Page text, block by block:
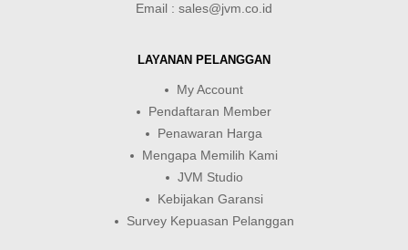
Email : sales@jvm.co.id
LAYANAN PELANGGAN
My Account
Pendaftaran Member
Penawaran Harga
Mengapa Memilih Kami
JVM Studio
Kebijakan Garansi
Survey Kepuasan Pelanggan